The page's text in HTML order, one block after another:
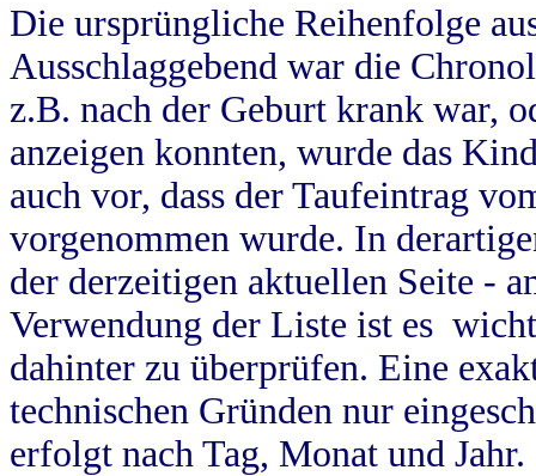
Die ursprüngliche Reihenfolge
Ausschlaggebend war die
z.B. nach der Geburt krank war,
anzeigen konnten, wurde das
auch vor, dass der Taufeintrag
vorgenommen wurde. In
der derzeitigen aktuellen Seite -
Verwendung der Liste ist es
dahinter zu überprüfen. Eine
technischen Gründen nur
erfolgt nach Tag, Monat und Jahr.